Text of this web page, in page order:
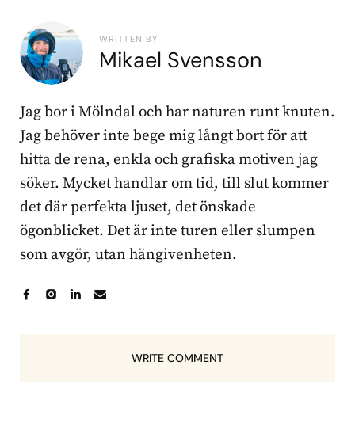
WRITTEN BY
Mikael Svensson
Jag bor i Mölndal och har naturen runt knuten.
Jag behöver inte bege mig långt bort för att
hitta de rena, enkla och grafiska motiven jag
söker. Mycket handlar om tid, till slut kommer
det där perfekta ljuset, det önskade
ögonblicket. Det är inte turen eller slumpen
som avgör, utan hängivenheten.
WRITE COMMENT